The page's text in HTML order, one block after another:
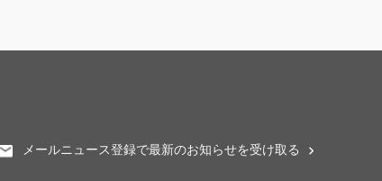
メールニュース登録で最新のお知らせを受け取る